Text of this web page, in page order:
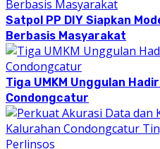
Satpol PP DIY Siapkan
Berbasis Masyarakat
Tiga UMKM Unggulan
Condongcatur